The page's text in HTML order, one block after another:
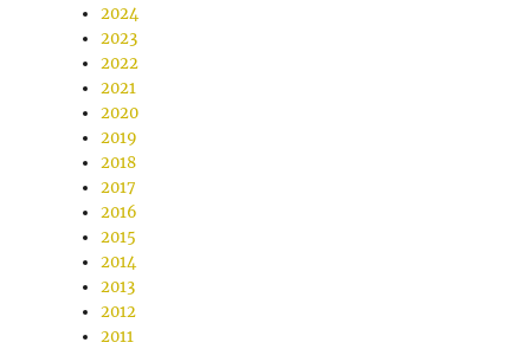
2024
2023
2022
2021
2020
2019
2018
2017
2016
2015
2014
2013
2012
2011